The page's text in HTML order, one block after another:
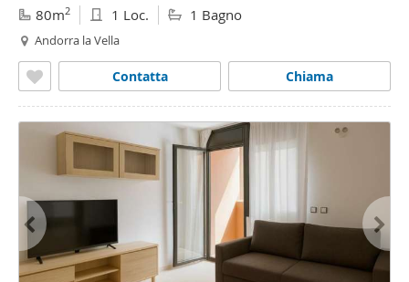
80m2 1 Loc. 1 Bagno
Andorra la Vella
Chiama
Contatta